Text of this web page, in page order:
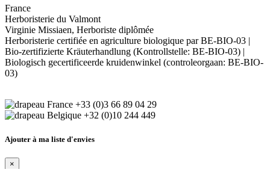
France
Herboristerie du Valmont
Virginie Missiaen, Herboriste diplômée
Herboristerie certifiée en agriculture biologique par BE-BIO-03 |
Bio-zertifizierte Kräuterhandlung (Kontrollstelle: BE-BIO-03) |
Biologisch gecertificeerde kruidenwinkel (controleorgaan: BE-BIO-
03)
+33 (0)3 66 89 04 29
+32 (0)10 244 449
Ajouter à ma liste d'envies
×